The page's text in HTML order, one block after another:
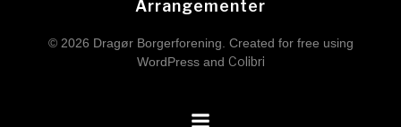
Arrangementer
© 2026 Dragør Borgerforening. Created for free using
WordPress and Colibri